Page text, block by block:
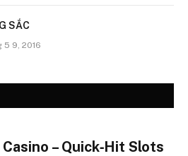
SẮC
5 9, 2016
– Quick‑Hit Slots